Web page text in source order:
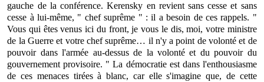
gauche de la conférence. Kerensky en revient sans cesse et sans
cesse à lui-même, " chef suprême " : il a besoin de ces rappels. "
Vous qui êtes venus ici du front, je vous le dis, moi, votre ministre
de la Guerre et votre chef suprême… il n'y a point de volonté et de
pouvoir dans l'armée au-dessus de la volonté et du pouvoir du
gouvernement provisoire. " La démocratie est dans l'enthousiasme
de ces menaces tirées à blanc, car elle s'imagine que, de cette